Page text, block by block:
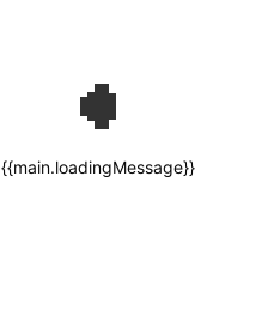
{{main.loadingMessage}}